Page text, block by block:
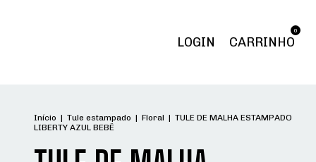
LOGIN CARRINHO
0
Início | Tule estampado | Floral | TULE DE MALHA ESTAMPADO
LIBERTY AZUL BEBÊ